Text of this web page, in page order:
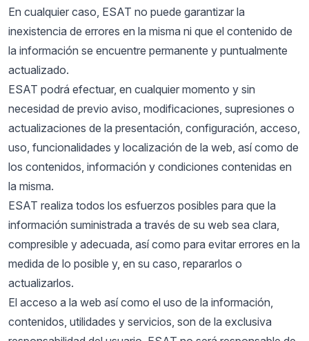
En cualquier caso, ESAT no puede garantizar la
inexistencia de errores en la misma ni que el contenido de
la información se encuentre permanente y puntualmente
actualizado.
ESAT podrá efectuar, en cualquier momento y sin
necesidad de previo aviso, modificaciones, supresiones o
actualizaciones de la presentación, configuración, acceso,
uso, funcionalidades y localización de la web, así como de
los contenidos, información y condiciones contenidas en
la misma.
ESAT realiza todos los esfuerzos posibles para que la
información suministrada a través de su web sea clara,
compresible y adecuada, así como para evitar errores en la
medida de lo posible y, en su caso, repararlos o
actualizarlos.
El acceso a la web así como el uso de la información,
contenidos, utilidades y servicios, son de la exclusiva